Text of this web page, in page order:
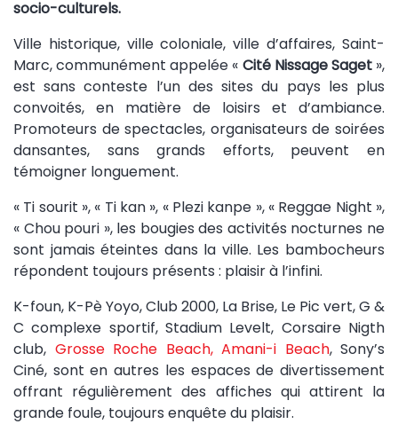
socio-culturels.
Ville historique, ville coloniale, ville d’affaires, Saint-
Marc, communément appelée « Cité Nissage Saget»,
est sans conteste l’un des sites du pays les plus
convoités, en matière de loisirs et d’ambiance.
Promoteurs de spectacles, organisateurs de soirées
dansantes, sans grands efforts, peuvent en
témoigner longuement.
« Ti sourit », « Ti kan », « Plezi kanpe », « Reggae Night »,
« Chou pouri », les bougies des activités nocturnes ne
sont jamais éteintes dans la ville. Les bambocheurs
répondent toujours présents : plaisir à l’infini.
K-foun, K-Pè Yoyo, Club 2000, La Brise, Le Pic vert, G &
C complexe sportif, Stadium Levelt, Corsaire Nigth
club, Grosse Roche Beach, Amani-i Beach, Sony’s
Ciné, sont en autres les espaces de divertissement
offrant régulièrement des affiches qui attirent la
grande foule, toujours enquête du plaisir.